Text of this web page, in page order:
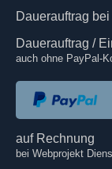
Dauerauftrag
Dauerauftrag /
auch ohne PayPal-
auf Rechnung
bei Webprojekt